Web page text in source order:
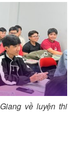
về luyện thi